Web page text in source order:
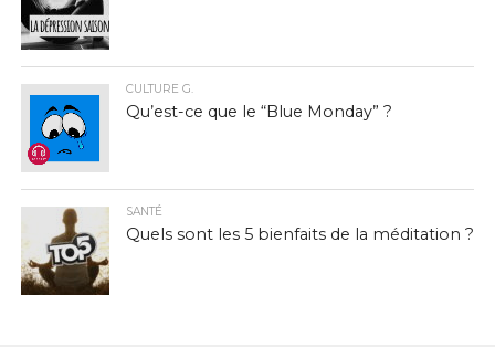
CULTURE G.
Qu’est-ce que le “Blue Monday” ?
SANTÉ
Quels sont les 5 bienfaits de la méditation ?